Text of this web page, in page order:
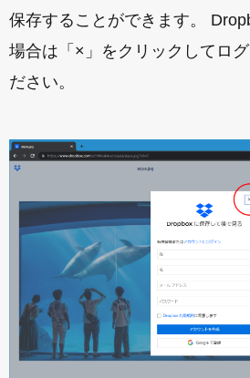
保存することができます。
場合は「×」をクリックしてロ
ださい。